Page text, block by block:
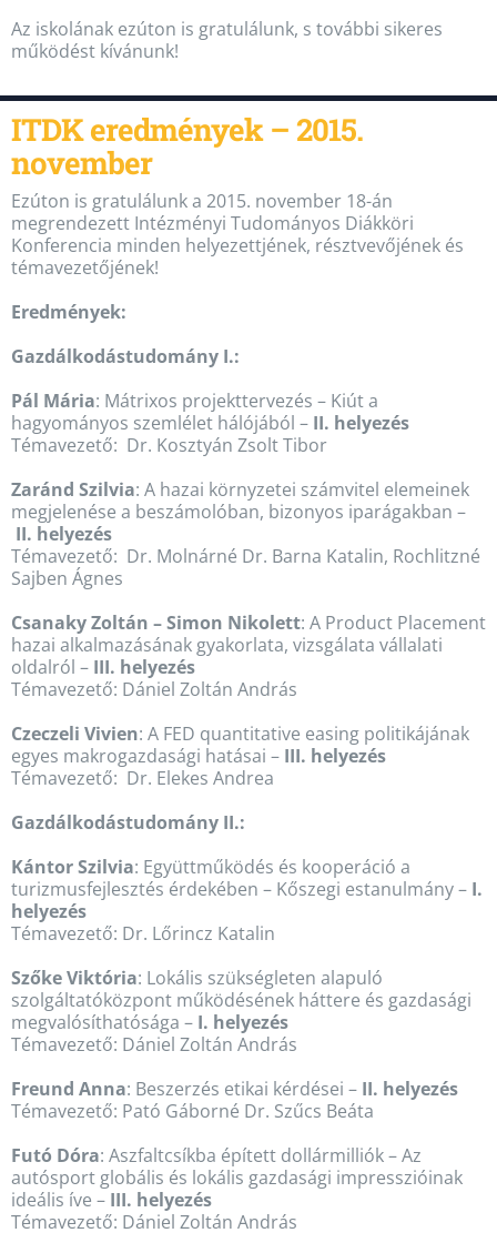
Az iskolának ezúton is gratulálunk, s további sikeres
működést kívánunk!
ITDK eredmények – 2015.
november
Ezúton is gratulálunk a 2015. november 18-án
megrendezett Intézményi Tudományos Diákköri
Konferencia minden helyezettjének, résztvevőjének és
témavezetőjének!
Eredmények:
Gazdálkodástudomány I.:
Pál Mária: Mátrixos projekttervezés – Kiút a
hagyományos szemlélet hálójából – II. helyezés
Témavezető: Dr. Kosztyán Zsolt Tibor
Zaránd Szilvia: A hazai környzetei számvitel elemeinek
megjelenése a beszámolóban, bizonyos iparágakban –
II. helyezés
Témavezető: Dr. Molnárné Dr. Barna Katalin, Rochlitzné
Sajben Ágnes
Csanaky Zoltán – Simon Nikolett: A Product Placement
hazai alkalmazásának gyakorlata, vizsgálata vállalati
oldalról – III. helyezés
Témavezető: Dániel Zoltán András
Czeczeli Vivien: A FED quantitative easing politikájának
egyes makrogazdasági hatásai – III. helyezés
Témavezető: Dr. Elekes Andrea
Gazdálkodástudomány II.:
Kántor Szilvia: Együttműködés és kooperáció a
turizmusfejlesztés érdekében – Kőszegi estanulmány – I.
helyezés
Témavezető: Dr. Lőrincz Katalin
Szőke Viktória: Lokális szükségleten alapuló
szolgáltatóközpont működésének háttere és gazdasági
megvalósíthatósága – I. helyezés
Témavezető: Dániel Zoltán András
Freund Anna: Beszerzés etikai kérdései – II. helyezés
Témavezető: Pató Gáborné Dr. Szűcs Beáta
Futó Dóra: Aszfaltcsíkba épített dollármilliók – Az
autósport globális és lokális gazdasági impresszióinak
ideális íve – III. helyezés
Témavezető: Dániel Zoltán András